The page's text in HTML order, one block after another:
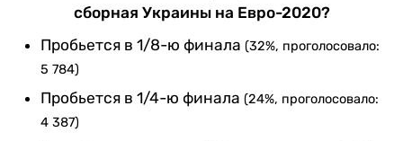
сборная Украины на Евро-2020?
Пробьется в 1/8-ю финала (32%, проголосовало:
5 784)
Пробьется в 1/4-ю финала (24%, проголосовало:
4 387)